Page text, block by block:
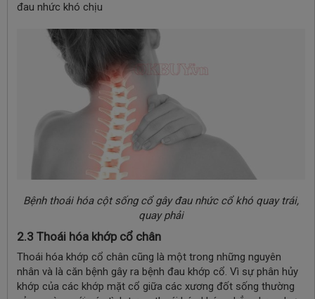
đau nhức khó chịu
Bệnh thoái hóa cột sống cổ gây đau nhức cổ khó quay trái,
quay phải
2.3 Thoái hóa khớp cổ chân
Thoái hóa khớp cổ chân cũng là một trong những nguyên
nhân và là căn bệnh gây ra bệnh đau khớp cổ. Vì sự phân hủy
khớp của các khớp mặt cổ giữa các xương đốt sống thường